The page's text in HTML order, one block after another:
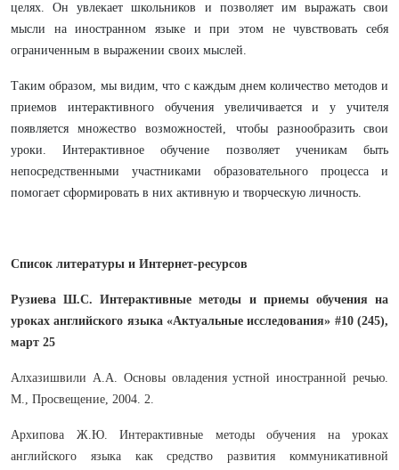
целях. Он увлекает школьников и позволяет им выражать свои
мысли на иностранном языке и при этом не чувствовать себя
ограниченным в выражении своих мыслей.
Таким образом, мы видим, что с каждым днем количество методов и
приемов интерактивного обучения увеличивается и у учителя
появляется множество возможностей, чтобы разнообразить свои
уроки. Интерактивное обучение позволяет ученикам быть
непосредственными участниками образовательного процесса и
помогает сформировать в них активную и творческую личность.
Список литературы и Интернет-ресурсов
Рузиева Ш.С. Интерактивные методы и приемы обучения на
уроках английского языка «Актуальные исследования» #10 (245),
март 25
Алхазишвили А.А. Основы овладения устной иностранной речью.
М., Просвещение, 2004. 2.
Архипова Ж.Ю. Интерактивные методы обучения на уроках
английского языка как средство развития коммуникативной